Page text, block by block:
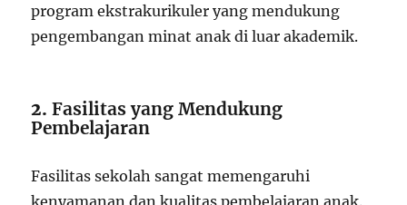
program ekstrakurikuler yang mendukung
pengembangan minat anak di luar akademik.
2.Fasilitas yang Mendukung
Pembelajaran
Fasilitas sekolah sangat memengaruhi
kenyamanan dan kualitas pembelajaran anak.